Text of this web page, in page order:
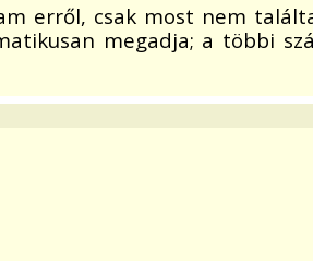
erről, csak most nem
megadja; a többi